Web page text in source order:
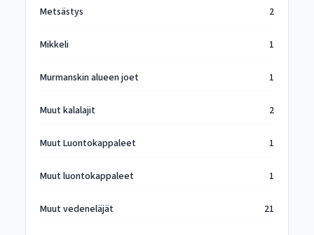
Metsästys 2
Mikkeli 1
Murmanskin alueen joet 1
Muut kalalajit 2
Muut Luontokappaleet 1
Muut luontokappaleet 1
Muut vedeneläjät 21